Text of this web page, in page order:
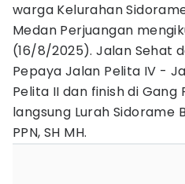
warga Kelurahan
Medan Perjuangan
(16/8/2025). ‎Jalan Sehat
Pepaya Jalan Pelita IV -
Pelita II dan finish di Gang
langsung Lurah Sidorame
PPN, SH MH.